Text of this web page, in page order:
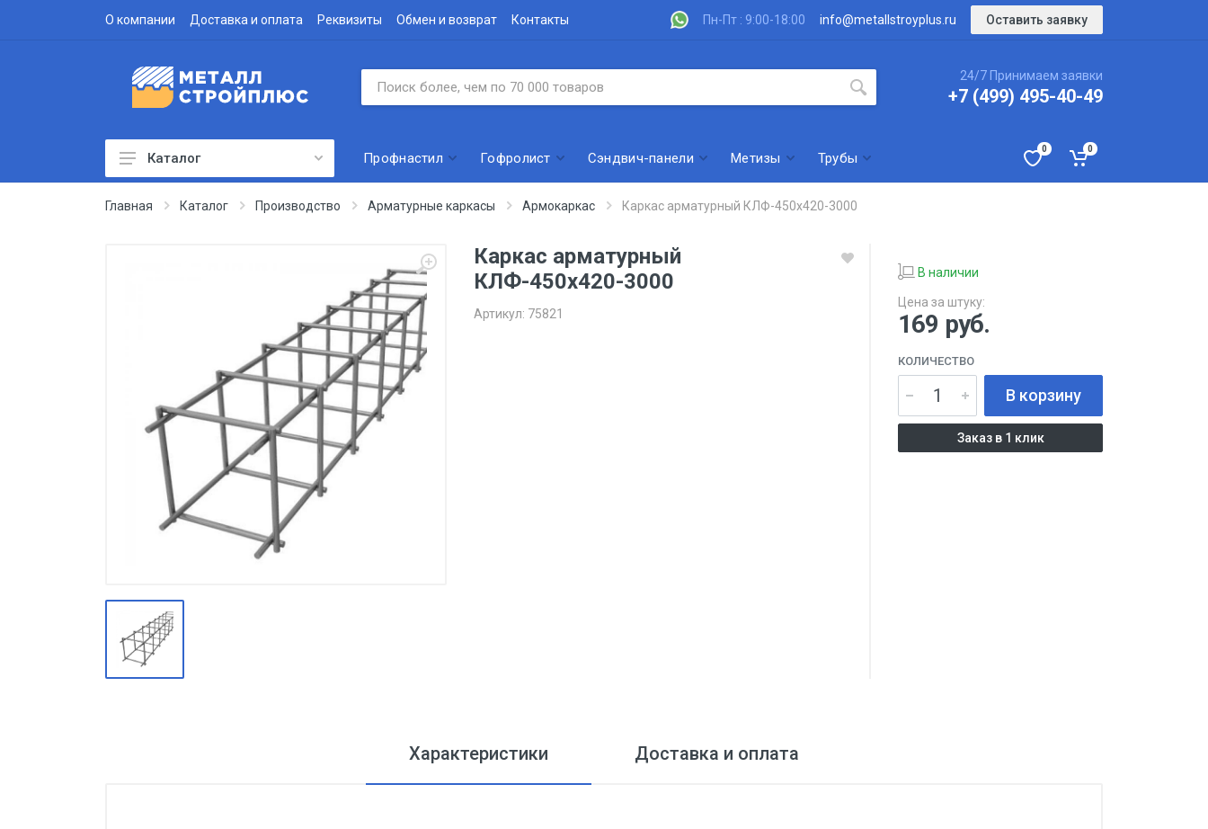
О компании Доставка и оплата Реквизиты Обмен и возврат Контакты Пн-Пт : 9:00-18:00 info@metallstroyplus.ru Оставить заявку
24/7 Принимаем заявки
+7 (499) 495-40-49
Профнастил
Производство
Штакетник
Черный металлопрокат
Нержавеющий металлопрокат
метизы
Оцинкованный металлопрокат
Запорная арматура
Каталог Профнастил Гофролист Сэндвич-панели Метизы Трубы
0 0
Главная Каталог Производство Арматурные каркасы Армокаркас Каркас арматурный КЛФ-450х420-3000
Каркас арматурный
КЛФ-450х420-3000
Артикул: 75821
В наличии
Цена за штуку:
169 руб.
КОЛИЧЕСТВО
В корзину
Заказ в 1 клик
Характеристики Доставка и оплата